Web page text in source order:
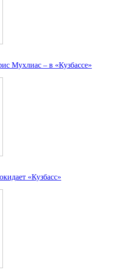
Мухлиас – в «Кузбассе»
«Кузбасс»